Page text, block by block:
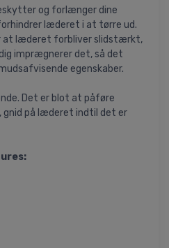
og forlænger dine
læderet i at tørre ud.
at læderet forbliver slidstærkt,
imprægnerer det, så det
egenskaber.
Det er blot at påføre
gnid på læderet indtil det er